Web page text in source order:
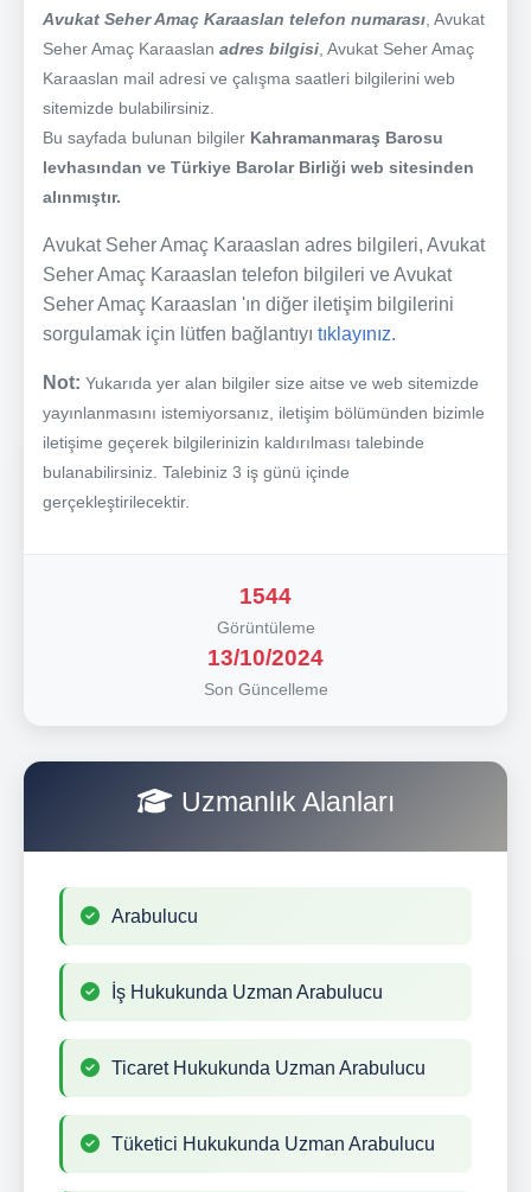
Avukat Seher Amaç Karaaslan telefon numarası , Avukat
Seher Amaç Karaaslan adres bilgisi , Avukat Seher Amaç
Karaaslan mail adresi ve çalışma saatleri bilgilerini web
sitemizde bulabilirsiniz.
Bu sayfada bulunan bilgiler Kahramanmaraş Barosu
levhasından ve Türkiye Barolar Birliği web sitesinden
alınmıştır.
Avukat Seher Amaç Karaaslan adres bilgileri, Avukat
Seher Amaç Karaaslan telefon bilgileri ve Avukat
Seher Amaç Karaaslan 'ın diğer iletişim bilgilerini
sorgulamak için lütfen bağlantıyı tıklayınız.
Not: Yukarıda yer alan bilgiler size aitse ve web sitemizde
yayınlanmasını istemiyorsanız, iletişim bölümünden bizimle
iletişime geçerek bilgilerinizin kaldırılması talebinde
bulanabilirsiniz. Talebiniz 3 iş günü içinde
gerçekleştirilecektir.
1544
Görüntüleme
13/10/2024
Son Güncelleme
Uzmanlık Alanları
Arabulucu
İş Hukukunda Uzman Arabulucu
Ticaret Hukukunda Uzman Arabulucu
Tüketici Hukukunda Uzman Arabulucu